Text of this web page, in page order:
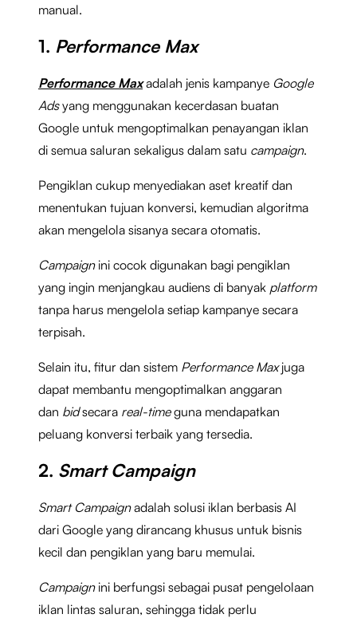
manual.
1. Performance Max
Performance Maxadalah jenis kampanye Google
Adsyang menggunakan kecerdasan buatan
Google untuk mengoptimalkan penayangan iklan
di semua saluran sekaligus dalam satu campaign.
Pengiklan cukup menyediakan aset kreatif dan
menentukan tujuan konversi, kemudian algoritma
akan mengelola sisanya secara otomatis.
Campaignini cocok digunakan bagi pengiklan
yang ingin menjangkau audiens di banyak platform
tanpa harus mengelola setiap kampanye secara
terpisah.
Selain itu, fitur dan sistem Performance Maxjuga
dapat membantu mengoptimalkan anggaran
dan bidsecara real-timeguna mendapatkan
peluang konversi terbaik yang tersedia.
2. Smart Campaign
Smart Campaignadalah solusi iklan berbasis AI
dari Google yang dirancang khusus untuk bisnis
kecil dan pengiklan yang baru memulai.
Campaignini berfungsi sebagai pusat pengelolaan
iklan lintas saluran, sehingga tidak perlu